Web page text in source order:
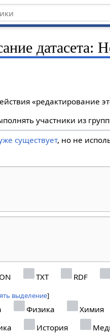
датасета:
«редактирование
участники из
существует, но не
TXT RDF
выделение
Физика Химия
История